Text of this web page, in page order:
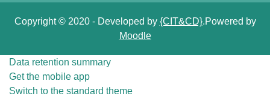
Copyright © 2020 - Developed by {CIT&CD}.Powered by
Moodle
Data retention summary
Get the mobile app
Switch to the standard theme